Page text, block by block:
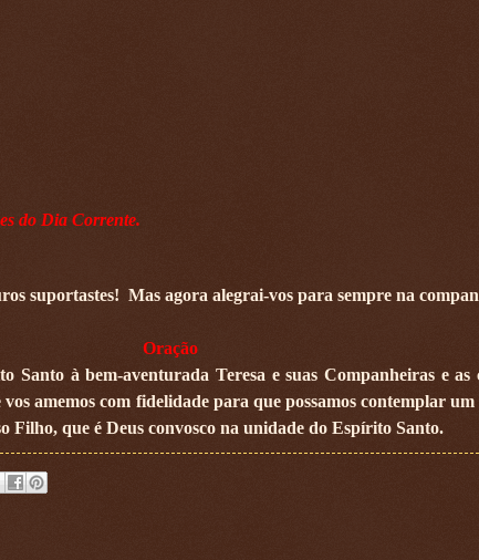
do Dia Corrente.
suportastes! Mas agora alegrai-vos para sempre na
Oração
Santo à bem-aventurada Teresa e suas Companheiras e as
amemos com fidelidade para que possamos contemplar um
Filho, que é Deus convosco na unidade do Espírito Santo.